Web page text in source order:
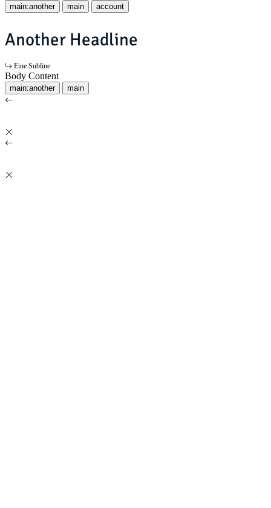
main:another main account
Another Headline
Eine Subline
Body Content
main:another main